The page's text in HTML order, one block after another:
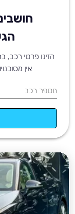
הזינו פרטי רכב,
אין
מספר רכב